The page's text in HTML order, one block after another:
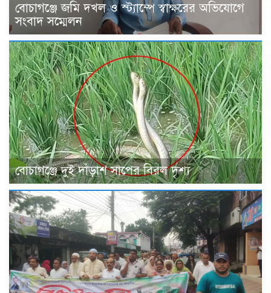
বোচাগঞ্জে জমি দখল ও স্ট্যাম্পে স্বাক্ষরের অভিযোগে
সংবাদ সম্মেলন
বোচাগঞ্জে দুই দাঁড়াশ সাপের বিরল দৃশ্য